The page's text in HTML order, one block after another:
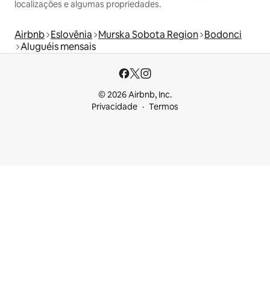
localizações e algumas propriedades.
Airbnb Eslovênia Murska Sobota Region Bodonci
Aluguéis mensais
© 2026 Airbnb, Inc.
Privacidade
Termos